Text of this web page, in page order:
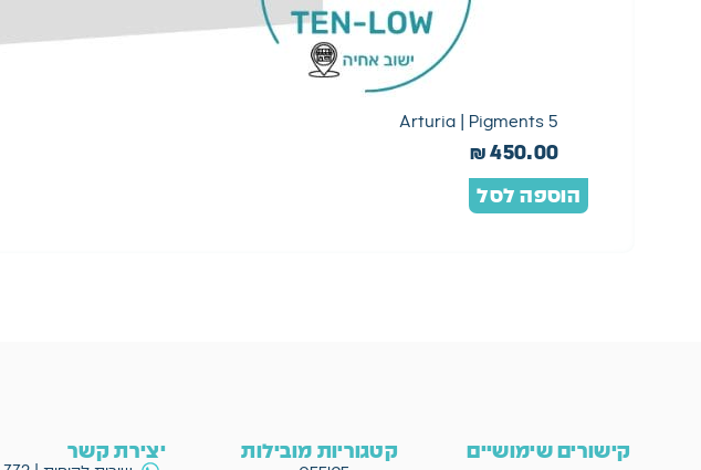
Arturia | Pigments 5
₪450.00
הוספה לסל
קישורים שימושיים קטגוריות מובילות יצירת קשר